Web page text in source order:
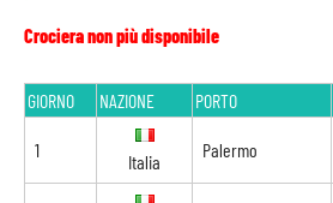
Crociera non più disponibile
GIORNO NAZIONE PORTO
1
Italia
Palermo